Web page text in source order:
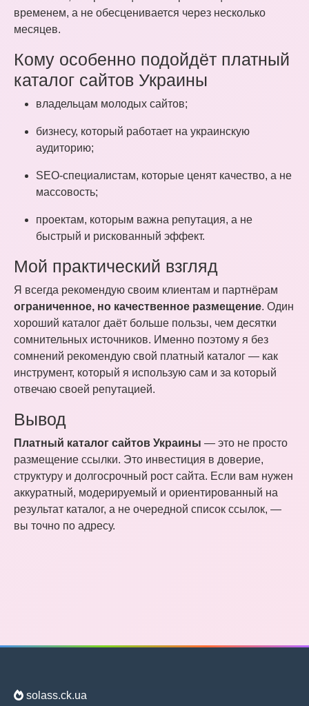
временем, а не обесценивается через несколько
месяцев.
Кому особенно подойдёт платный
каталог сайтов Украины
владельцам молодых сайтов;
бизнесу, который работает на украинскую
аудиторию;
SEO-специалистам, которые ценят качество, а не
массовость;
проектам, которым важна репутация, а не
быстрый и рискованный эффект.
Мой практический взгляд
Я всегда рекомендую своим клиентам и партнёрам
ограниченное, но качественное размещение. Один
хороший каталог даёт больше пользы, чем десятки
сомнительных источников. Именно поэтому я без
сомнений рекомендую свой платный каталог — как
инструмент, который я использую сам и за который
отвечаю своей репутацией.
Вывод
Платный каталог сайтов Украины — это не просто
размещение ссылки. Это инвестиция в доверие,
структуру и долгосрочный рост сайта. Если вам нужен
аккуратный, модерируемый и ориентированный на
результат каталог, а не очередной список ссылок, —
вы точно по адресу.
solass.ck.ua